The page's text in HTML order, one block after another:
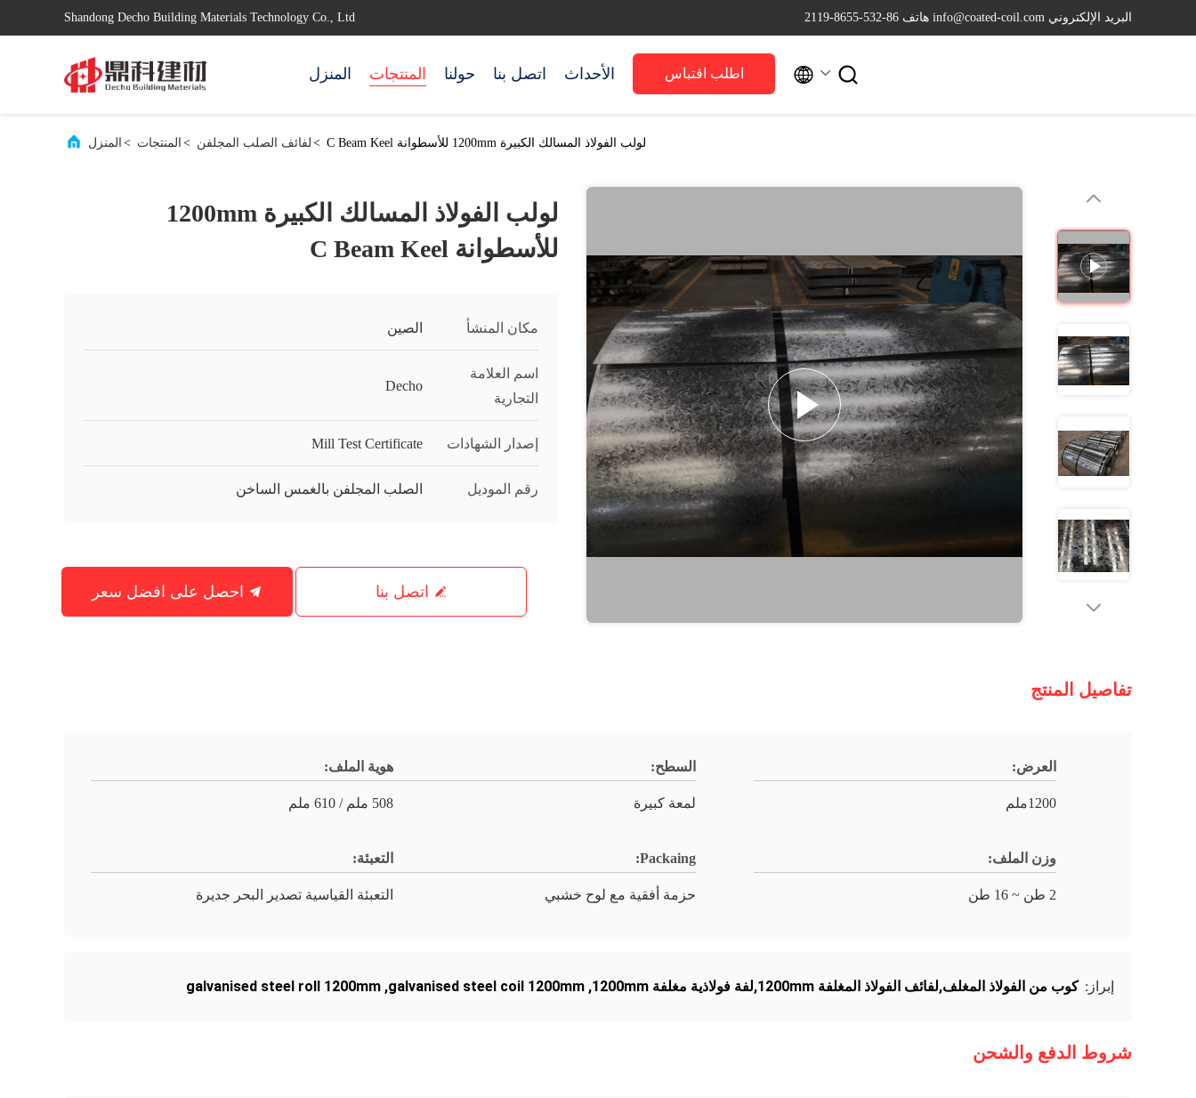
Shandong Decho Building Materials Technology Co., Ltd البريد الإلكتروني info@coated-coil.com هاتف 86-532-8655-2119
المنزل المنتجات حولنا اتصل بنا الأحداث اطلب اقتباس  
المنزل > المنتجات > لفائف الصلب المجلفن > لولب الفولاذ المسالك الكبيرة 1200mm للأسطوانة C Beam Keel
لولب الفولاذ المسالك الكبيرة 1200mm
للأسطوانة C Beam Keel
مكان المنشأ الصين
اسم العلامة
التجارية
Decho
إصدار الشهادات Mill Test Certificate
رقم الموديل الصلب المجلفن بالغمس الساخن
اتصل بنا
تفاصيل المنتج
العرض:
1200ملم
السطح:
لمعة كبيرة
هوية الملف:
508 ملم / 610 ملم
وزن الملف:
2 طن ~ 16 طن
Packaing:
حزمة أفقية مع لوح خشبي
التعبئة:
التعبئة القياسية تصدير البحر جديرة
إبراز: كوب من الفولاذ المغلف,لفائف الفولاذ المغلفة 1200mm,لفة فولاذية مغلفة 1200mm ,
galvanised steel coil 1200mm
,
galvanised steel roll 1200mm
شروط الدفع والشحن